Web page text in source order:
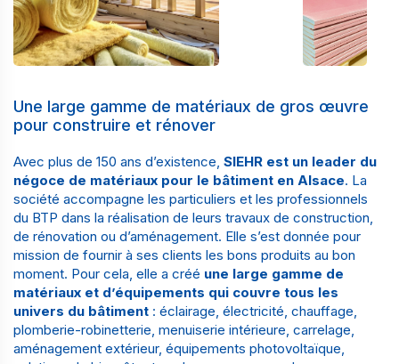
Une large gamme de matériaux de gros œuvre
pour construire et rénover
Avec plus de 150 ans d’existence, SIEHR est un leader du
négoce de matériaux pour le bâtiment en Alsace. La
société accompagne les particuliers et les professionnels
du BTP dans la réalisation de leurs travaux de construction,
de rénovation ou d’aménagement. Elle s’est donnée pour
mission de fournir à ses clients les bons produits au bon
moment. Pour cela, elle a créé une large gamme de
matériaux et d’équipements qui couvre tous les
univers du bâtiment : éclairage, électricité, chauffage,
plomberie-robinetterie, menuiserie intérieure, carrelage,
aménagement extérieur, équipements photovoltaïque,